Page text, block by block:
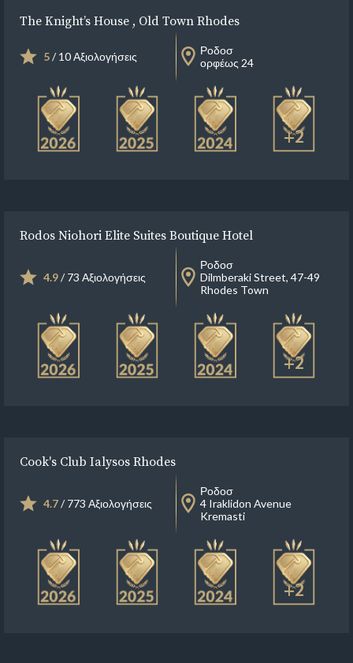
The Knight’s House , Old Town Rhodes
5/ 10 Αξιολογήσεις
Ροδοσ
ορφέως 24
+2
Rodos Niohori Elite Suites Boutique Hotel
4.9/ 73 Αξιολογήσεις
Ροδοσ
Dilmberaki Street, 47-49
Rhodes Town
+2
Cook's Club Ialysos Rhodes
4.7/ 773 Αξιολογήσεις
Ροδοσ
4 Iraklidon Avenue
Kremasti
+2